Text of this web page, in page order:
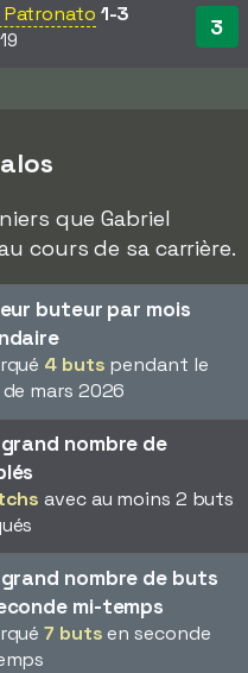
Patronato 1-3 3
que Gabriel
cours de sa carrière.
buteur par mois
4 buts pendant le
mars 2026
nombre de
avec au moins 2 buts
grand nombre de buts
mi-temps
7 butsen seconde